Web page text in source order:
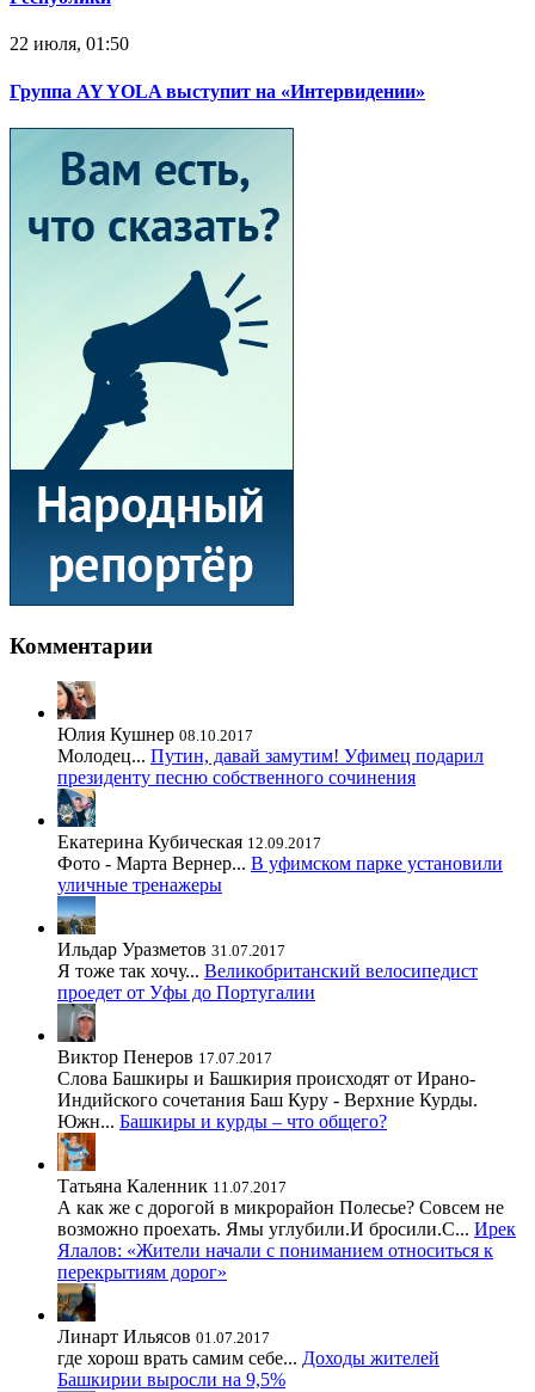
22 июля, 01:50
Группа AY YOLA выступит на «Интервидении»
Комментарии
Юлия Кушнер 08.10.2017
Молодец... Путин, давай замутим! Уфимец подарил
президенту песню собственного сочинения
Екатерина Кубическая 12.09.2017
Фото - Марта Вернер... В уфимском парке установили
уличные тренажеры
Ильдар Уразметов 31.07.2017
Я тоже так хочу... Великобританский велосипедист
проедет от Уфы до Португалии
Виктор Пенеров 17.07.2017
Слова Башкиры и Башкирия происходят от Ирано-
Индийского сочетания Баш Куру - Верхние Курды.
Южн... Башкиры и курды – что общего?
Татьяна Каленник 11.07.2017
А как же с дорогой в микрорайон Полесье? Совсем не
возможно проехать. Ямы углубили.И бросили.С... Ирек
Ялалов: «Жители начали с пониманием относиться к
перекрытиям дорог»
Линарт Ильясов 01.07.2017
где хорош врать самим себе... Доходы жителей
Башкирии выросли на 9,5%